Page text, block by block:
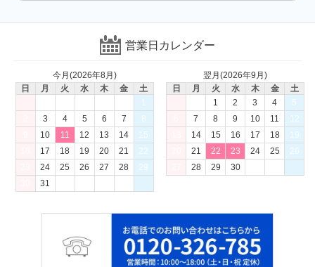
営業日カレンダー
今月(2026年8月)
日
月 火 水 木 金
土
1
3 4 5 6 7
8
10 11 12 13 14
15
17 18 19 20 21
22
24 25 26 27 28
29
31
翌月(2026年9月)
日
月 火 水 木 金
土
1
2 3 4
5
7 8 9 10 11
12
14 15 16 17 18
19
21 22 23 24 25
26
28 29 30